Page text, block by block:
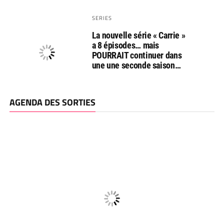
SERIES
La nouvelle série « Carrie »
a 8 épisodes… mais
POURRAIT continuer dans
une une seconde saison…
AGENDA DES SORTIES